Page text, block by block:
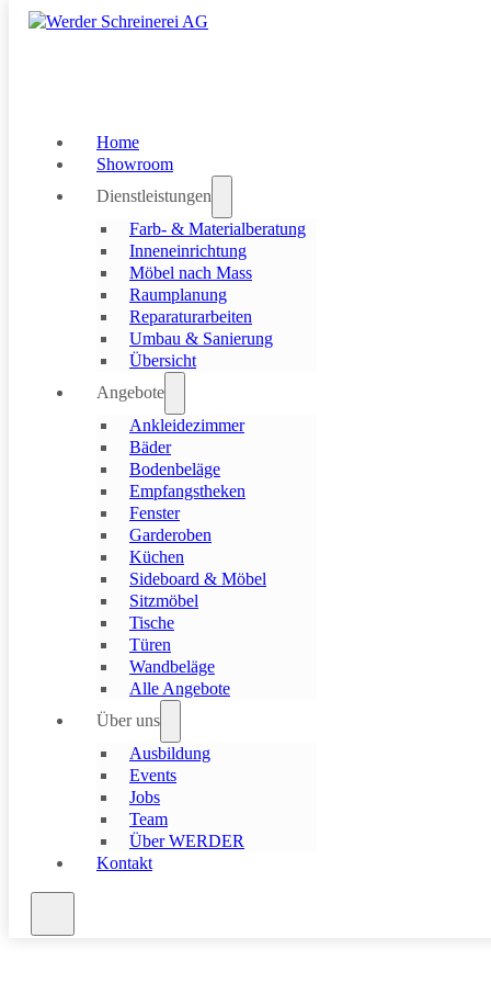
Skip to main content Skip to footer
Home
Showroom
Dienstleistungen
Farb- & Materialberatung
Inneneinrichtung
Möbel nach Mass
Raumplanung
Reparaturarbeiten
Umbau & Sanierung
Übersicht
Angebote
Ankleidezimmer
Bäder
Bodenbeläge
Empfangstheken
Fenster
Garderoben
Küchen
Sideboard & Möbel
Sitzmöbel
Tische
Türen
Wandbeläge
Alle Angebote
Über uns
Ausbildung
Events
Jobs
Team
Über WERDER
Kontakt
Räume optimal planen
Die Werder Schreinerei AG unterstützt Sie dabei, Ihre Wohn- und
gestalten, dass sie nicht nur gut aussehen, sondern sich auch gut
funktionieren.